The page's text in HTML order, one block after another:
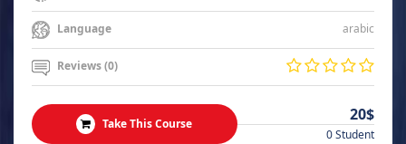
Language arabic
Reviews (0)
Take This Course 20$
0 Student